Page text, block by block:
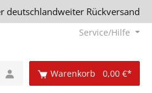
deutschlandweiter Rückversand
Service/Hilfe
Warenkorb 0,00 €*